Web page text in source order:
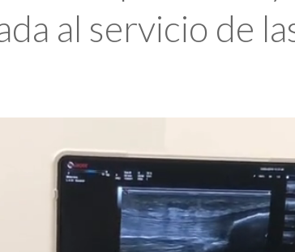
al servicio de